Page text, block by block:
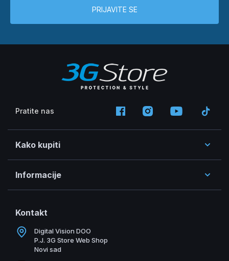
PRIJAVITE SE
Pratite nas
Kako kupiti
Informacije
Kontakt
Digital Vision DOO
P.J. 3G Store Web Shop
Novi sad